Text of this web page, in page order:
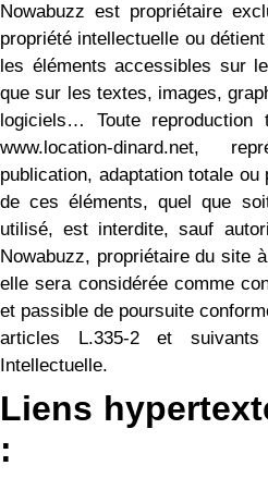
Nowabuzz est propriétaire
propriété intellectuelle ou
les éléments accessibles sur
que sur les textes, images,
logiciels… Toute
www.location-dinard.net,
publication, adaptation totale ou
de ces éléments, quel que
utilisé, est interdite, sauf
Nowabuzz, propriétaire du site
elle sera considérée comme
et passible de poursuite
articles L.335-2 et
Intellectuelle.
Liens
: